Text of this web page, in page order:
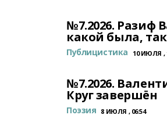
№7.2026. Разиф
какой была,
Публицистика 10 ИЮЛЯ ,
№7.2026.
Круг завершён
Поэзия 8 ИЮЛЯ , 06:54